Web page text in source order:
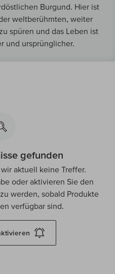
Burgund. Hier ist
weltberühmten, weiter
spüren und das Leben ist
und ursprünglicher.
gefunden
aktuell keine Treffer.
oder aktivieren Sie den
werden, sobald Produkte
verfügbar sind.